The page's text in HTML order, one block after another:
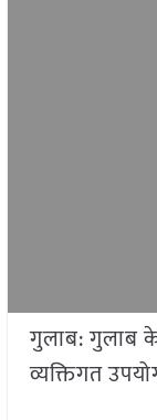
गुलाब: गुलाब
व्यक्तिगत